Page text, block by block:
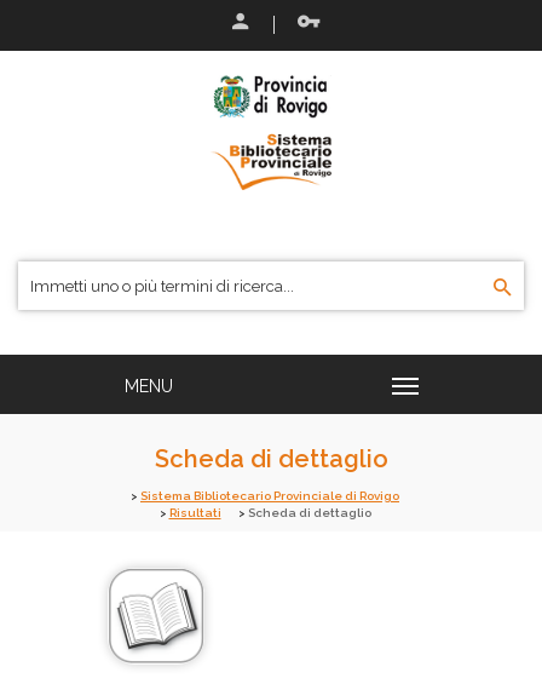
Scheda di dettaglio
Sistema Bibliotecario Provinciale di Rovigo
Risultati
Scheda di dettaglio